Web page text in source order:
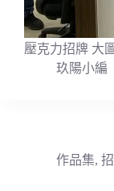
壓克力招牌 大
玖陽小編
作品集,